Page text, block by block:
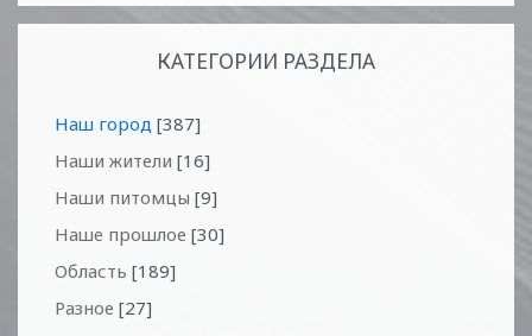
КАТЕГОРИИ РАЗДЕЛА
Наш город [387]
Наши жители [16]
Наши питомцы [9]
Наше прошлое [30]
Область [189]
Разное [27]